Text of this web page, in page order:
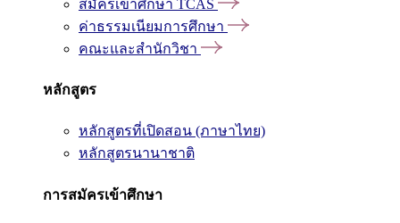
สมัครเข้าศึกษา TCAS
ค่าธรรมเนียมการศึกษา
คณะและสำนักวิชา
หลักสูตร
หลักสูตรที่เปิดสอน (ภาษาไทย)
หลักสูตรนานาชาติ
การสมัครเข้าศึกษา